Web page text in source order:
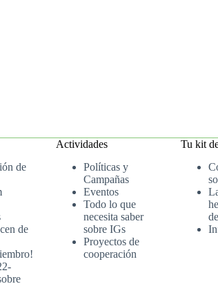
de
de
Actividades
Políticas y
Campañas
Eventos
Todo lo que
necesita saber
sobre IGs
Proyectos de
cooperación
Tu kit